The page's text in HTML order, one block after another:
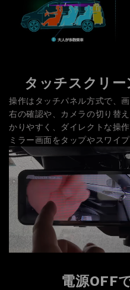
タッチスクリ
操作はタッチパネル方式で、
右の確認や、カメラの切り替
かりやすく、ダイレクトな操
ミラー画面をタップやスワイ
電源OFF